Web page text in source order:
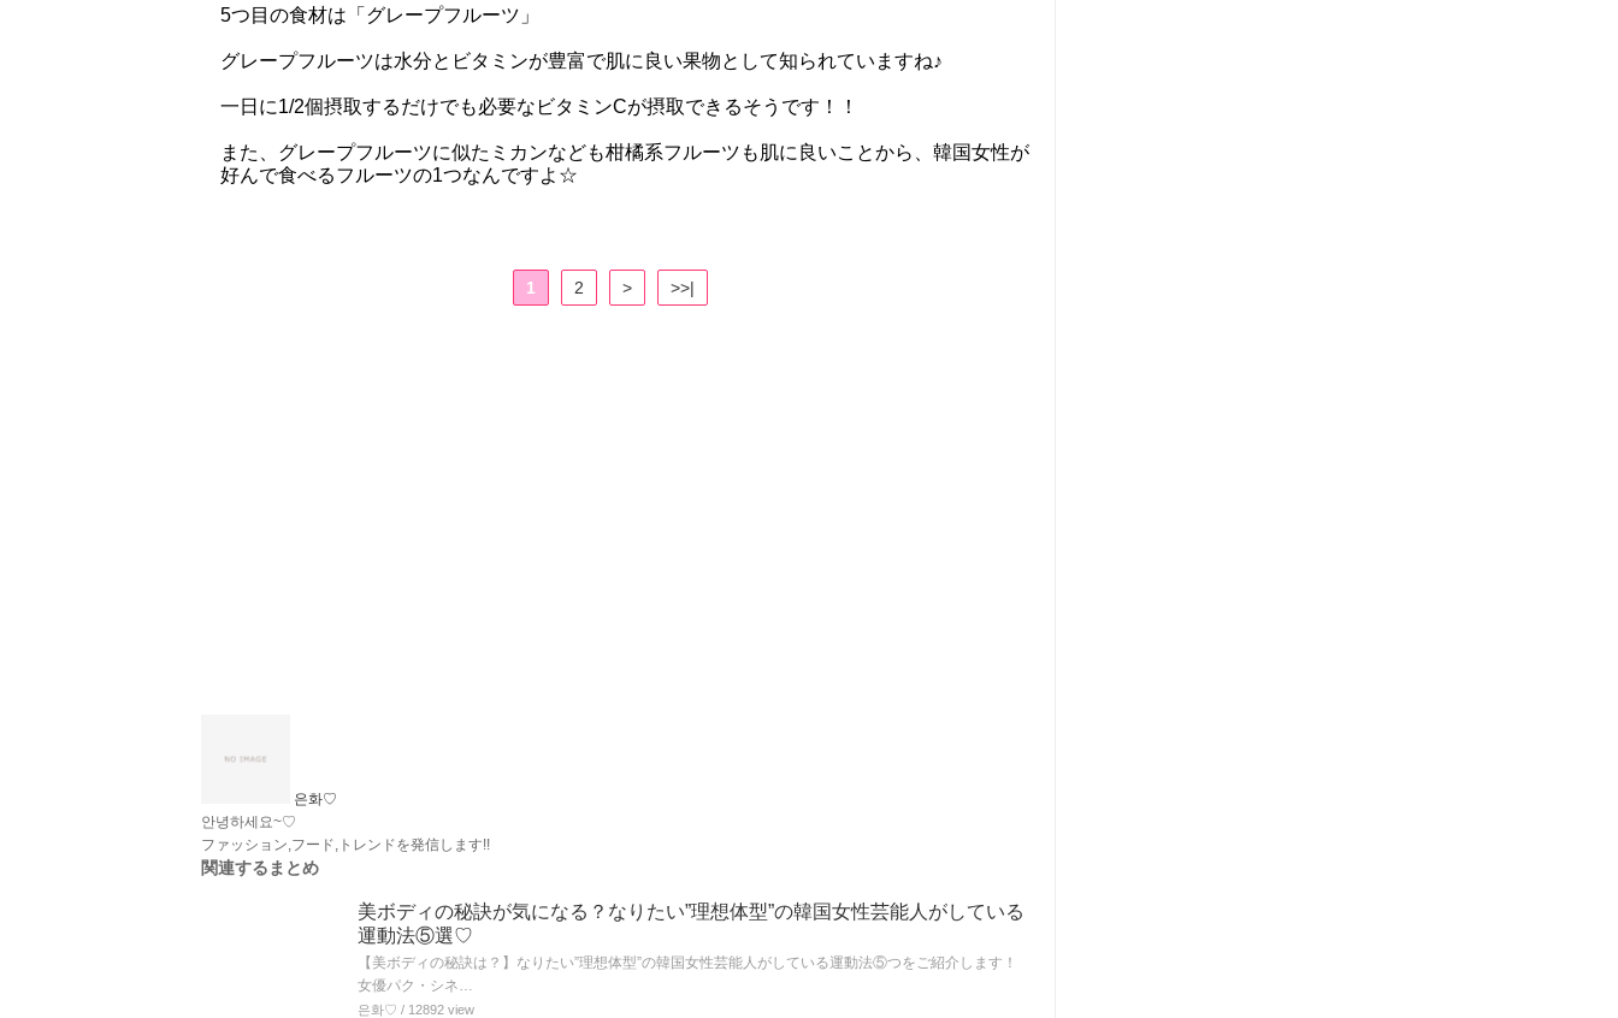
5つ目の食材は「グレープフルーツ」
グレープフルーツは水分とビタミンが豊富で肌に良い果物として知られていますね♪
一日に1/2個摂取するだけでも必要なビタミンCが摂取できるそうです！！
また、グレープフルーツに似たミカンなども柑橘系フルーツも肌に良いことから、韓国女性が
好んで食べるフルーツの1つなんですよ☆
1 2 > >>|
은화♡
안녕하세요~♡
ファッション,フード,トレンドを発信します!!
関連するまとめ
美ボディの秘訣が気になる？なりたい”理想体型”の韓国女性芸能人がしている
運動法⑤選♡
【美ボディの秘訣は？】なりたい”理想体型”の韓国女性芸能人がしている運動法⑤つをご紹介します！
女優パク・シネ…
은화♡ / 12892 view